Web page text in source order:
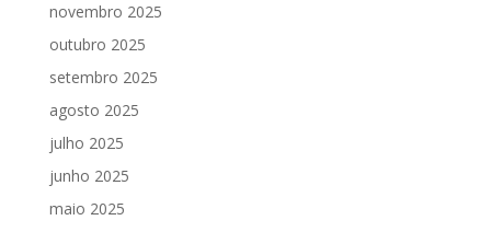
novembro 2025
outubro 2025
setembro 2025
agosto 2025
julho 2025
junho 2025
maio 2025